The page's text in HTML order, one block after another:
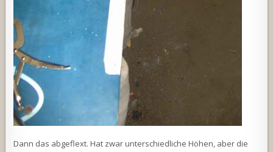
Dann das abgeflext. Hat zwar unterschiedliche Höhen, aber die